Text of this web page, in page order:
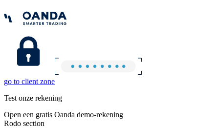
go to client zone
Test onze rekening
Open een gratis Oanda demo-rekening
Rodo section